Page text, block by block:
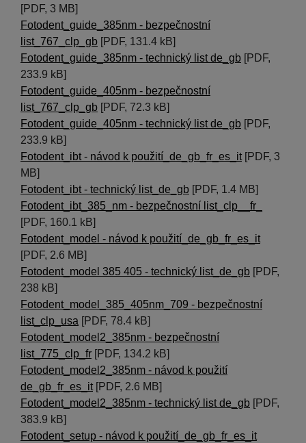
[PDF, 3 MB]
Fotodent_guide_385nm - bezpečnostní
list_767_clp_gb [PDF, 131.4 kB]
Fotodent_guide_385nm - technický list de_gb [PDF,
233.9 kB]
Fotodent_guide_405nm - bezpečnostní
list_767_clp_gb [PDF, 72.3 kB]
Fotodent_guide_405nm - technický list de_gb [PDF,
233.9 kB]
Fotodent_ibt - návod k použití_de_gb_fr_es_it[PDF, 3
MB]
Fotodent_ibt - technický list_de_gb [PDF, 1.4 MB]
Fotodent_ibt_385_nm - bezpečnostní list_clp__fr_
[PDF, 160.1 kB]
Fotodent_model - návod k použití_de_gb_fr_es_it
[PDF, 2.6 MB]
Fotodent_model 385 405 - technický list_de_gb [PDF,
238 kB]
Fotodent_model_385_405nm_709 - bezpečnostní
list_clp_usa [PDF, 78.4 kB]
Fotodent_model2_385nm - bezpečnostní
list_775_clp_fr [PDF, 134.2 kB]
Fotodent_model2_385nm - návod k použití
de_gb_fr_es_it[PDF, 2.6 MB]
Fotodent_model2_385nm - technický list de_gb [PDF,
383.9 kB]
Fotodent_setup - návod k použití_de_gb_fr_es_it